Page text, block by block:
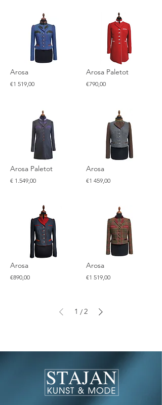
Arosa
€1 519,00
Arosa Paletot
€790,00
Arosa Paletot
€ 1.549,00
Arosa
€1 459,00
Arosa
€890,00
Arosa
€1 519,00
1 /2